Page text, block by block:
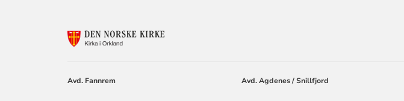
FELLESRÅD
Avd. Fannrem Avd. Agdenes / Snillfjord